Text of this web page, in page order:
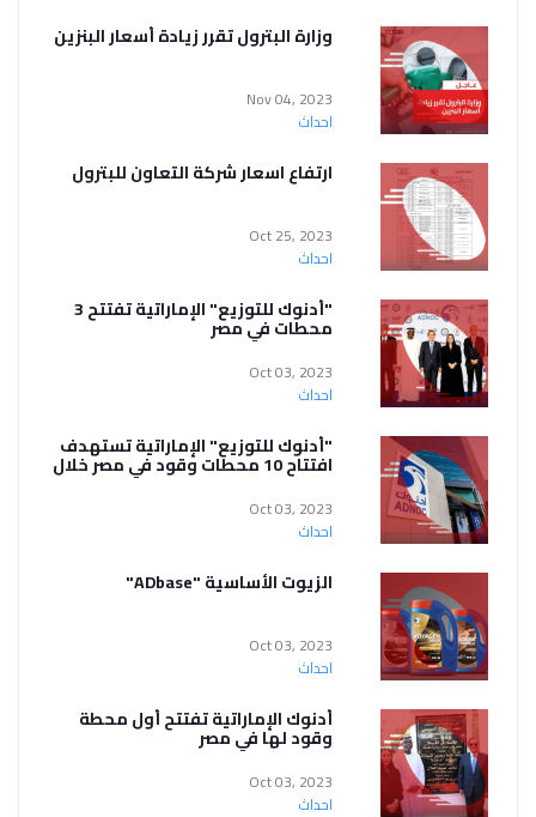
وزارة البترول تقرر زيادة أسعار البنزين
Nov 04, 2023
احداث
ارتفاع اسعار شركة التعاون للبترول
Oct 25, 2023
احداث
"أدنوك للتوزيع" الإماراتية تفتتح 3
محطات في مصر
Oct 03, 2023
احداث
"أدنوك للتوزيع" الإماراتية تستهدف
افتتاح 10 محطات وقود في مصر خلال
Oct 03, 2023
احداث
الزيوت الأساسية "ADbase"
Oct 03, 2023
احداث
أدنوك الإماراتية تفتتح أول محطة
وقود لها في مصر
Oct 03, 2023
احداث